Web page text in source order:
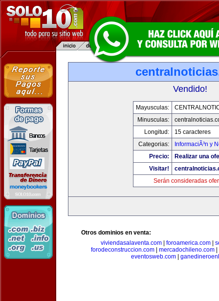
Vendido!
Mayusculas:
Minusculas:
Longitud:
15 caracteres
Categorias:
InformaciÃ³n y
Precio:
Realizar una
Visitar!
Serán consideradas
Otros dominios en venta:
viviendasalaventa.com| foroamerica.com|
forodeconstruccion.com
mercadochileno.com
eventosweb.com|